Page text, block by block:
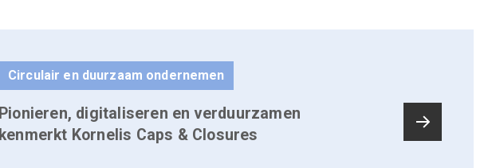
Circulair en duurzaam ondernemen
Pionieren, digitaliseren en verduurzamen
kenmerkt Kornelis Caps & Closures